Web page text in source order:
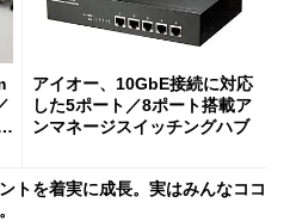
アイオー、10GbE接続に対応
した5ポート／8ポート搭載ア
ンマネージスイッチングハブ
トを着実に成長。実はみんなココ